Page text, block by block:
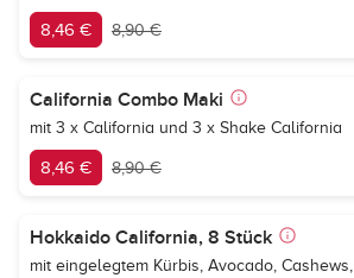
8,46 € 8,90 €
California Combo Maki
mit 3 x California und 3 x Shake California
8,46 € 8,90 €
Hokkaido California, 8 Stück
mit eingelegtem Kürbis, Avocado, Cashews,